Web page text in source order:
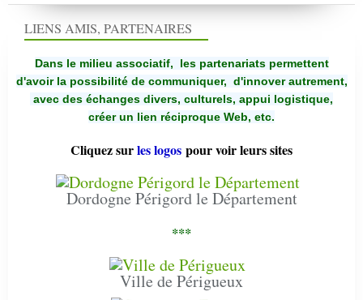
LIENS AMIS, PARTENAIRES
Dans le milieu associatif, les partenariats permettent
d'avoir la possibilité de communiquer, d'innover autrement,
avec des échanges divers, culturels, appui logistique,
créer un lien réciproque Web, etc.
Cliquez surles logos pour voir leurs sites
Dordogne Périgord le Département
***
Ville de Périgueux